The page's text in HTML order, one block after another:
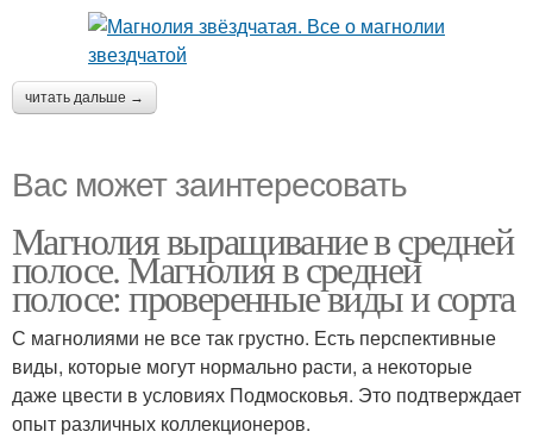
читать дальше →
Вас может заинтересовать
Магнолия выращивание в средней
полосе. Магнолия в средней
полосе: проверенные виды и сорта
С магнолиями не все так грустно. Есть перспективные
виды, которые могут нормально расти, а некоторые
даже цвести в условиях Подмосковья. Это подтверждает
опыт различных коллекционеров.